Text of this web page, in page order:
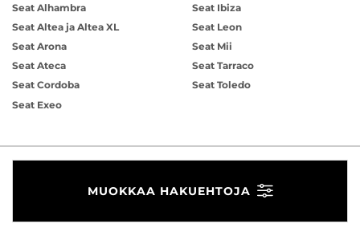
Seat Alhambra
Seat Altea ja Altea XL
Seat Arona
Seat Ateca
Seat Cordoba
Seat Exeo
Seat Ibiza
Seat Leon
Seat Mii
Seat Tarraco
Seat Toledo
MUOKKAA HAKUEHTOJA